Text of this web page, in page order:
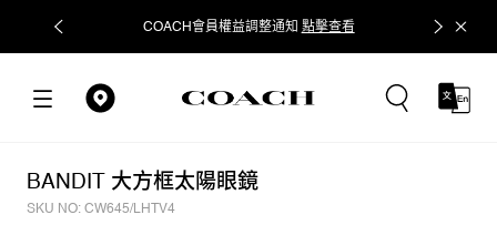
COACH會員權益調整通知 點擊查看 立即追蹤
BANDIT 大方框太陽眼鏡
SKU NO: CW645/LHTV4